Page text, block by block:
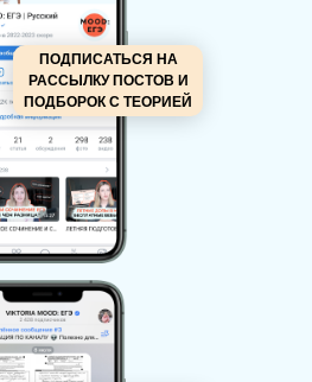
ПОДПИСАТЬСЯ НА
РАССЫЛКУ ПОСТОВ И
ПОДБОРОК С ТЕОРИЕЙ